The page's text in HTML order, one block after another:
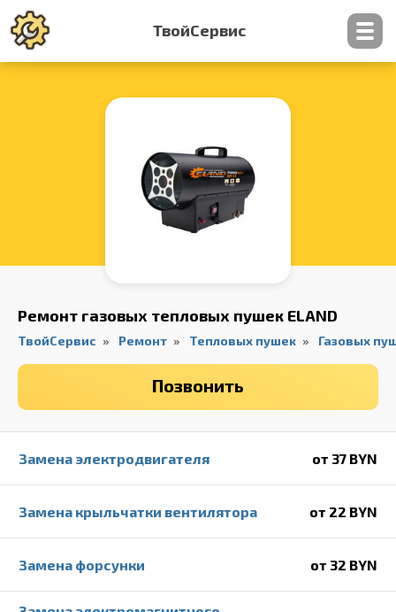
ТвойСервис
Контакты
Ремонт газовых тепловых пушек ELAND
ТвойСервис Ремонт Тепловых пушек Газовых
Позвонить
Замена электродвигателя от 37 BYN
Замена крыльчатки вентилятора от 22 BYN
Замена форсунки от 32 BYN